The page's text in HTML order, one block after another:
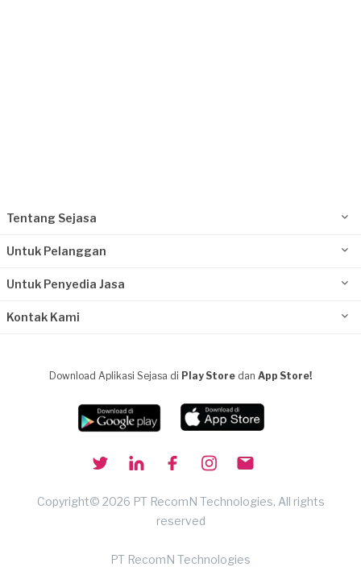
Tentang Sejasa
Untuk Pelanggan
Untuk Penyedia Jasa
Kontak Kami
Download Aplikasi Sejasa di Play Store dan App Store!
Copyright© 2026 PT RecomN Technologies, All rights
reserved
PT RecomN Technologies